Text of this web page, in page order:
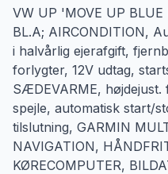
VW UP 'MOVE UP
BL.A; AIRCONDITION,
i halvårlig ejerafgift,
forlygter, 12V udtag,
SÆDEVARME,
spejle, automatisk start/
tilslutning, GARMIN
NAVIGATION,
KØRECOMPUTER,